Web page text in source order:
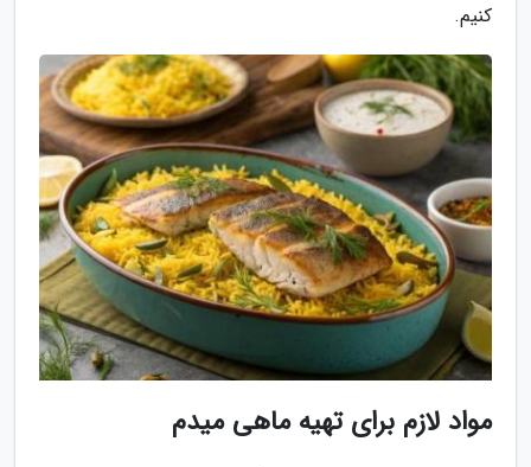
کنیم.
مواد لازم برای تهیه ماهی میدم